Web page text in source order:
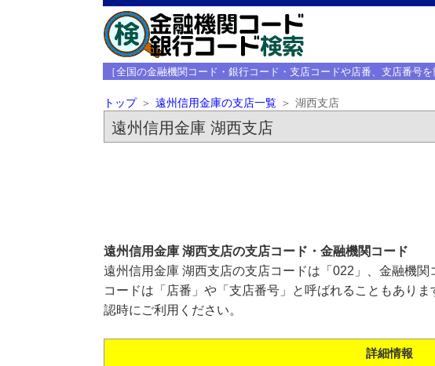
［全国の金融機関コード・銀行コード・支店コードや店番、支店番号を
トップ 遠州信用金庫の支店一覧 湖西支店
遠州信用金庫 湖西支店
遠州信用金庫 湖西支店の支店コード・金融機関コード
遠州信用金庫 湖西支店の支店コードは「022」、金融機
コードは「店番」や「支店番号」と呼ばれることもあり
認時にご利用ください。
詳細情報